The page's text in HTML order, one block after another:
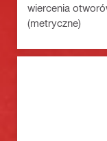
wiercenia
(metryczne)